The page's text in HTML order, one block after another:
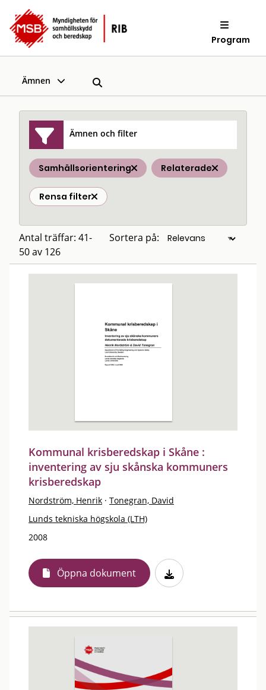
Program
Ämnen
Ämnen och filter
Samhällsorientering Relaterade
Rensa filter
Antal träffar: 41-
50 av 126
Sortera på:
Kommunal krisberedskap i Skåne :
inventering av sju skånska kommuners
krisberedskap
Nordström, Henrik · Tonegran, David
Lunds tekniska högskola (LTH)
2008
Öppna dokument